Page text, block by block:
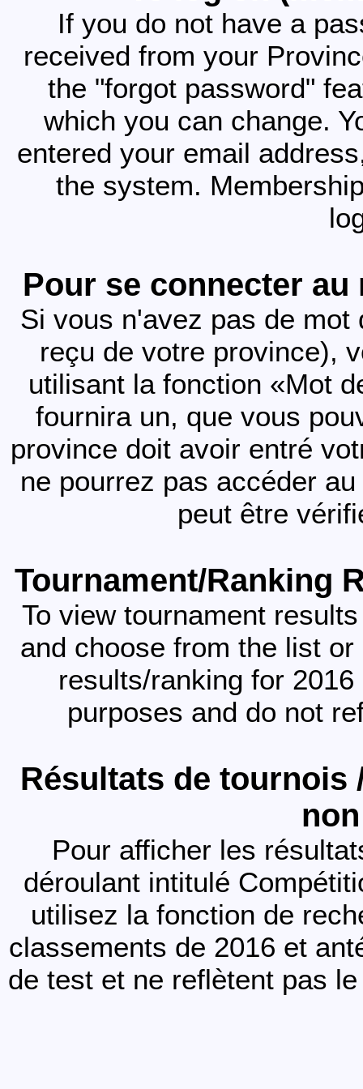
If you do not have a
received from your
the "forgot password"
which you can change.
entered your email
the system.
Pour se connecter
Si vous n'avez pas de
reçu de votre province),
utilisant la fonction «Mot
fournira un, que vous
province doit avoir entré
ne pourrez pas accéder
peut être
Tournament/Ranking
To view tournament
and choose from the list
results/ranking for
purposes and do not
Résultats de tournois
Pour afficher les
déroulant intitulé
utilisez la fonction de
classements de 2016 et
de test et ne reflètent pas